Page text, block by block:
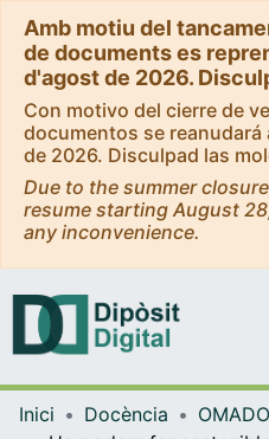
Amb motiu del
de documents es
d'agost de 2026.
Con motivo del cierre de
documentos se
de 2026. Disculpad las
Due to the summer
resume starting August
any inconvenience.
Inici Docència